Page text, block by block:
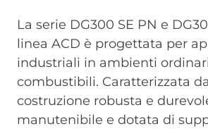
La serie DG300 SE PN e
linea ACD è progettata per
industriali in ambienti
combustibili. Caratterizzata
costruzione robusta e
manutenibile e dotata di